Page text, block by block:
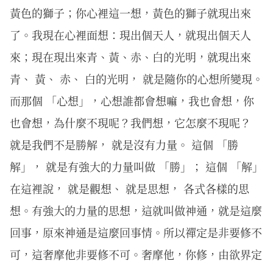
黃色的獅子；你心裡這一想，黃色的獅子就現出來
了。我現在心裡面想：現出個天人，就現出個天人
來；現在現出來青、黃、赤、白的光明，就現出來
青、 黃、 赤、 白的光明， 就是隨你的心想所變現。
而那個 「心想」，心想誰都會想嘛，我也會想，你
也會想，為什麼不現呢？我們想，它怎麼不現呢？
就是我們不是勝解， 就是沒有力量。 這個 「勝
解」， 就是有強大的力量叫做 「勝」； 這個 「解」
在這裡說， 就是觀想、 就是思想， 各式各樣的思
想。有強大的力量的思想，這就叫做神通，就是這麼
回事，原來神通是這麼回事情。所以禪定是非要修不
可，這奢摩他非要修不可。奢摩他，你修，由欲界定